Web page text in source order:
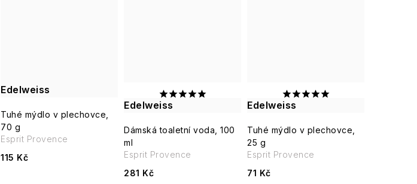
Edelweiss
Tuhé mýdlo v plechovce,
70 g
115 Kč
Esprit Provence
Edelweiss
Dámská toaletní voda, 100
ml
281 Kč
Esprit Provence
Edelweiss
Tuhé mýdlo v plechovce,
25 g
71 Kč
Esprit Provence